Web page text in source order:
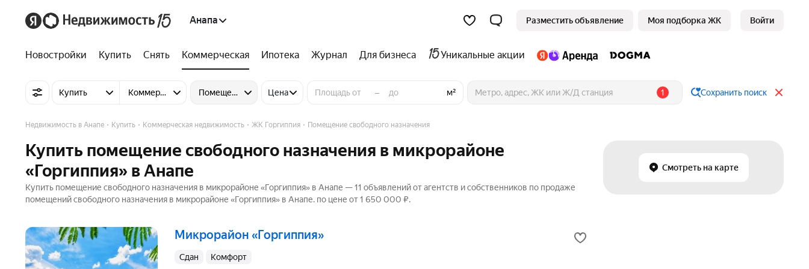
Анапа Разместить объявление Моя подборка ЖК Войти
Новостройки Купить Снять Коммерческая Ипотека Журнал Для бизнеса Уникальные акции
Купить Коммерческую недвижимостьПомещение свободного назначения
Цена – м² 1 Сохранить поиск
Смотреть на карте
Недвижимость в Анапе Купить Коммерческая недвижимость ЖК Горгиппия Помещение свободного назначения
Купить помещение свободного назначения в микрорайоне
«Горгиппия» в Анапе
Купить помещение свободного назначения в микрорайоне «Горгиппия» в Анапе — 11 объявлений от агентств и собственников по продаже
помещений свободного назначения в микрорайоне «Горгиппия» в Анапе. по цене от 1 650 000 ₽.
микрорайон «Горгиппия»
Сдан комфорт